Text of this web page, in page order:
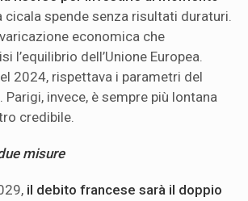
cicala spende senza risultati duraturi.
economica che
l’equilibrio dell’Unione Europea.
2024, rispettava i parametri del
invece, è sempre più lontana
credibile.
misure
il debito francese sarà il doppio